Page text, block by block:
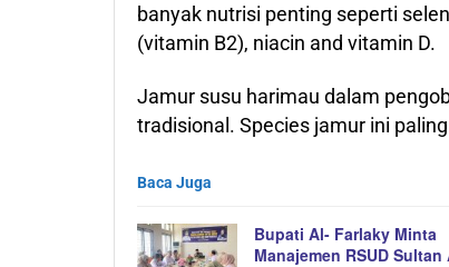
banyak nutrisi penting seperti
(vitamin B2), niacin and vitamin D.
Jamur susu harimau dalam
tradisional. Species jamur ini
Baca Juga
Bupati Al- Farlaky Minta
Manajemen RSUD Sultan